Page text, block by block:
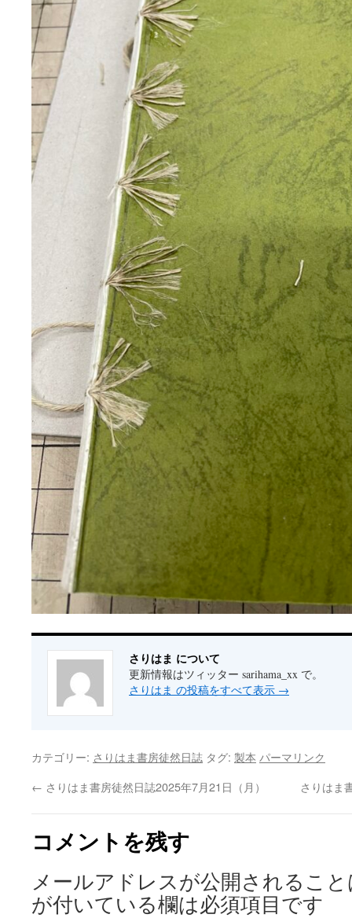
さりはま について
更新情報はツィッター sarihama_xx で。
さりはま の投稿をすべて表示 →
カテゴリー: さりはま書房徒然日誌 タグ: 製本 パーマリンク
← さりはま書房徒然日誌2025年7月21日（月） さりはま
コメントを残す
メールアドレスが公開されるこ
が付いている欄は必須項目です